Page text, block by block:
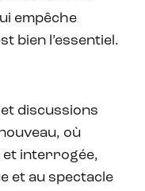
empêche
bien l’essentiel.
discussions
où
et interrogée,
et au spectacle